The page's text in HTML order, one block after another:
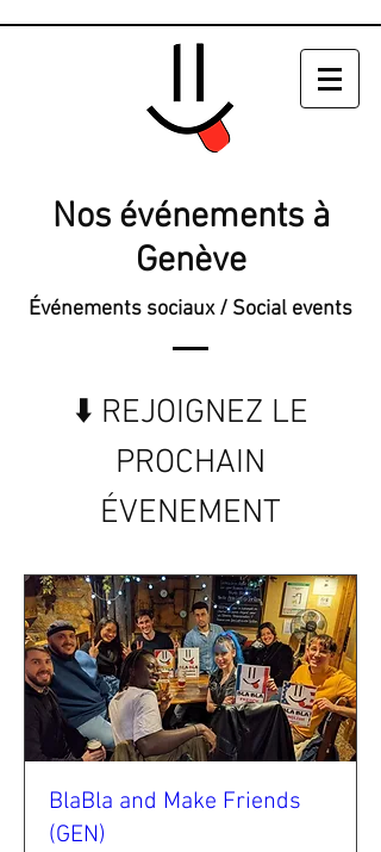
Nos événements à
Genève
Événements sociaux / Social events
⬇️ REJOIGNEZ LE
PROCHAIN
ÉVENEMENT
BlaBla and Make Friends
(GEN)